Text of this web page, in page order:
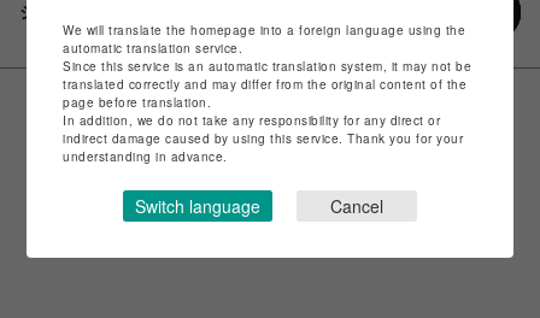
シェアする
We will translate the homepage into a foreign language using the
automatic translation service.
Since this service is an automatic translation system, it may not be
translated correctly and may differ from the original content of the
page before translation.
In addition, we do not take any responsibility for any direct or
indirect damage caused by using this service. Thank you for your
understanding in advance.
Switch language Cancel